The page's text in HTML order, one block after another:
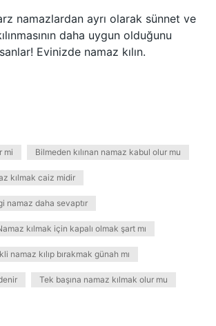
namazlardan ayrı olarak sünnet ve
daha uygun olduğunu
Evinizde namaz kılın.
mi Bilmeden kılınan namaz kabul olur mu
kılmak caiz midir
namaz daha sevaptır
kılmak için kapalı olmak şart mı
namaz kılıp bırakmak günah mı
Tek başına namaz kılmak olur mu